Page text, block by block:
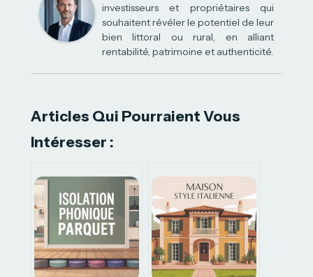
investisseurs et propriétaires qui
souhaitent révéler le potentiel de leur
bien littoral ou rural, en alliant
rentabilité, patrimoine et authenticité.
Articles Qui Pourraient Vous
Intéresser :